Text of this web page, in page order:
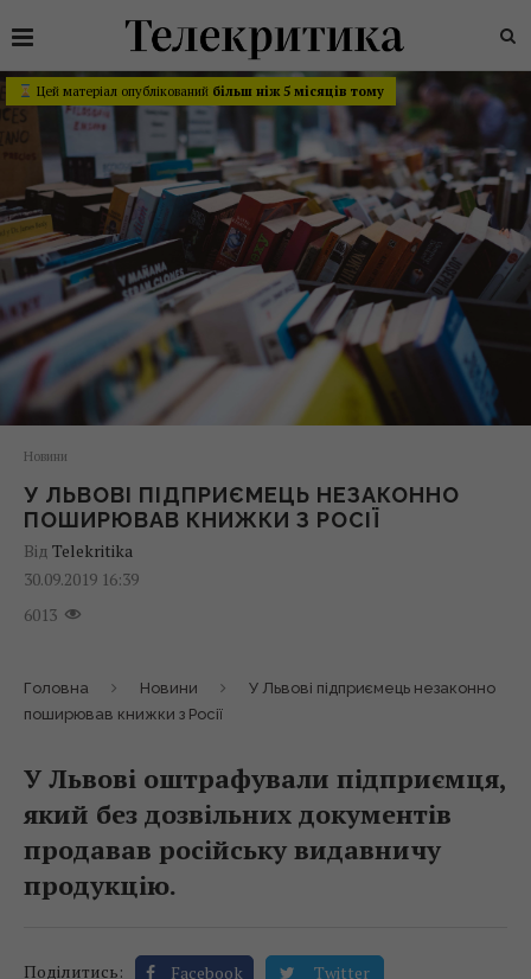
Цей матеріал опублікований більш ніж 5 місяців тому
Новини
У ЛЬВОВІ ПІДПРИЄМЕЦЬ НЕЗАКОННО
ПОШИРЮВАВ КНИЖКИ З РОСІЇ
Від Telekritika
30.09.2019 16:39
6013
Головна Новини
У Львові підприємець незаконно
поширював книжки з Росії
У Львові оштрафували підприємця,
який без дозвільних документів
продавав російську видавничу
продукцію.
Поділитись: Facebook Twitter